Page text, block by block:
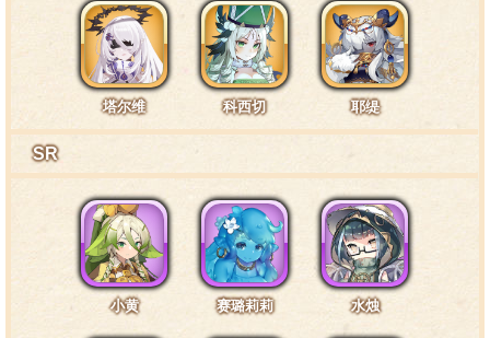
塔尔维 科西切 耶缇
SR
小黄 赛璐莉莉 水烛